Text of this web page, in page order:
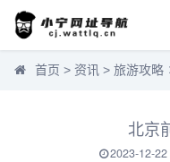
首页 > 资讯 > 旅游攻略
北京
2023-12-